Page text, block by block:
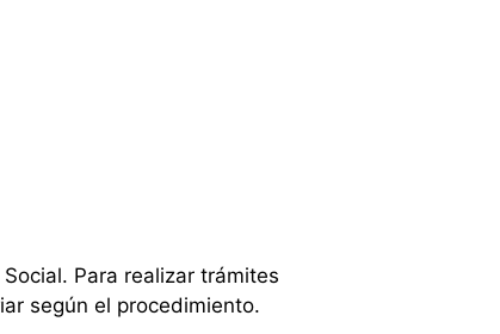
Para realizar trámites
según el procedimiento.